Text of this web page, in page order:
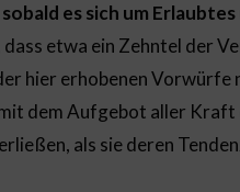
es sich um
etwa ein Zehntel der
hier erhobenen
dem Aufgebot aller
als sie deren